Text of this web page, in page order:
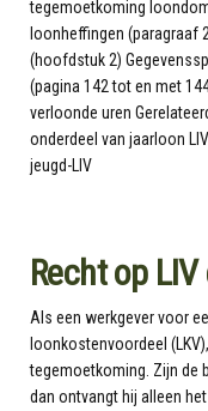
Recht op
Als een werkgever voor
loonkostenvoordeel
tegemoetkoming. Zijn de
dan ontvangt hij alleen het